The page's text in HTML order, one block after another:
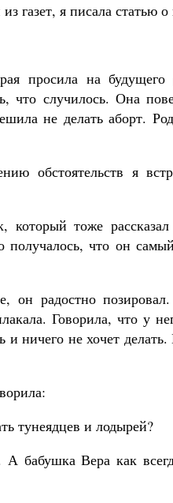
газет, я писала статью
просила на
что случилось. Она
не делать аборт.
обстоятельств я
тоже
что он
он радостно
Говорила, что у
ничего не хочет
тунеядцев и лодырей?
Вера как